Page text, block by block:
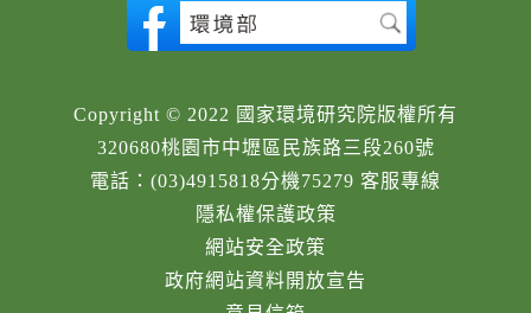
Copyright © 2022 國家環境研究院版權所有
320680桃園市中壢區民族路三段260號
電話：(03)4915818分機75279 客服專線
隱私權保護政策
網站安全政策
政府網站資料開放宣告